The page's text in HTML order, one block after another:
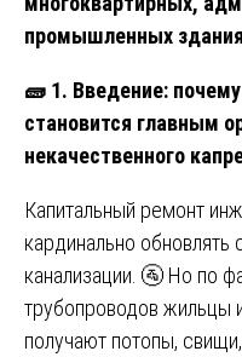
промышленных
🧱 1. Введение:
становится главным
некачественного
Капитальный ремонт
кардинально
канализации. 🚰 Но по
трубопроводов жильцы
получают потопы,